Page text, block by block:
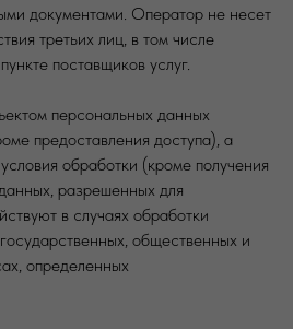
документами. Оператор не несет
третьих лиц, в том числе
поставщиков услуг.
персональных данных
предоставления доступа), а
обработки (кроме получения
разрешенных для
в случаях обработки
общественных и
определенных